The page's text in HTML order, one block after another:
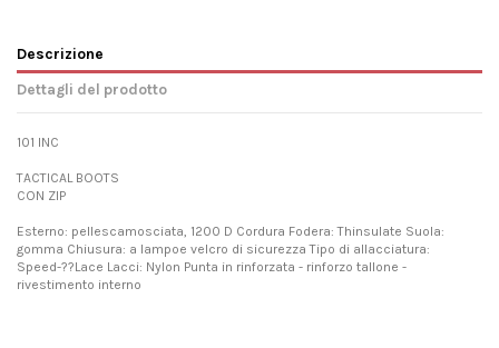
Descrizione
Dettagli del prodotto
101 INC
TACTICAL BOOTS
CON ZIP
Esterno: pellescamosciata, 1200 D Cordura Fodera: Thinsulate Suola:
gomma Chiusura: a lampoe velcro di sicurezza Tipo di allacciatura:
Speed-??Lace Lacci: Nylon Punta in rinforzata - rinforzo tallone -
rivestimento interno